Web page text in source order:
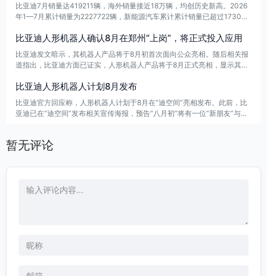
比亚迪7月销量达419211辆，海外销量接近18万辆，均创历史新高。2026
年1—7月累计销量为2227722辆，新能源汽车累计累计销量已超过1730万
比亚迪人形机器人确认8月在郑州“上岗”，将正式投入应用
比亚迪发文暗示，其机器人产品将于8月初首次面向公众亮相。随后相关报
道指出，比亚迪方面已证实，人形机器人产品将于8月正式亮相，显示其在
比亚迪人形机器人计划8月发布
比亚迪官方回应称，人形机器人计划于8月在“迪空间”亮相发布。此前，比
亚迪已在“迪空间”发布相关宣传海报，预告“八月初”将有一位“新朋友”与公
暂无评论